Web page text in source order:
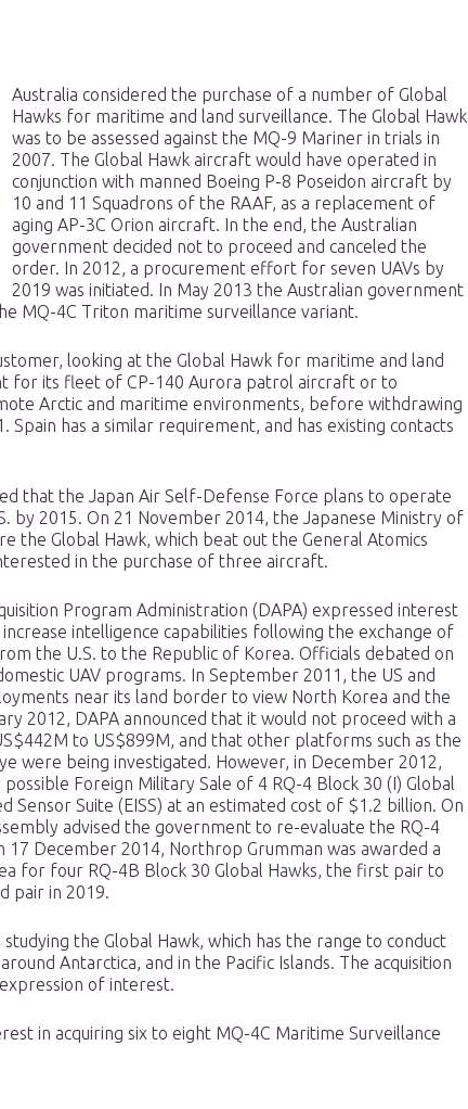
Australia considered the purchase of a number of Global
Hawks for maritime and land surveillance. The Global Hawk
was to be assessed against the MQ-9 Mariner in trials in
2007. The Global Hawk aircraft would have operated in
conjunction with manned Boeing P-8 Poseidon aircraft by
10 and 11 Squadrons of the RAAF, as a replacement of
aging AP-3C Orion aircraft. In the end, the Australian
government decided not to proceed and canceled the
order. In 2012, a procurement effort for seven UAVs by
2019 was initiated. In May 2013 the Australian government
MQ-4C Triton maritime surveillance variant.
looking at the Global Hawk for maritime and land
for its fleet of CP-140 Aurora patrol aircraft or to
Arctic and maritime environments, before withdrawing
has a similar requirement, and has existing contacts
that the Japan Air Self-Defense Force plans to operate
by 2015. On 21 November 2014, the Japanese Ministry of
the Global Hawk, which beat out the General Atomics
in the purchase of three aircraft.
Program Administration (DAPA) expressed interest
intelligence capabilities following the exchange of
the U.S. to the Republic of Korea. Officials debated on
UAV programs. In September 2011, the US and
near its land border to view North Korea and the
2012, DAPA announced that it would not proceed with a
to US$899M, and that other platforms such as the
were being investigated. However, in December 2012,
Foreign Military Sale of 4 RQ-4 Block 30 (I) Global
Sensor Suite (EISS) at an estimated cost of $1.2 billion. On
advised the government to re-evaluate the RQ-4
17 December 2014, Northrop Grumman was awarded a
for four RQ-4B Block 30 Global Hawks, the first pair to
pair in 2019.
the Global Hawk, which has the range to conduct
Antarctica, and in the Pacific Islands. The acquisition
of interest.
in acquiring six to eight MQ-4C Maritime Surveillance